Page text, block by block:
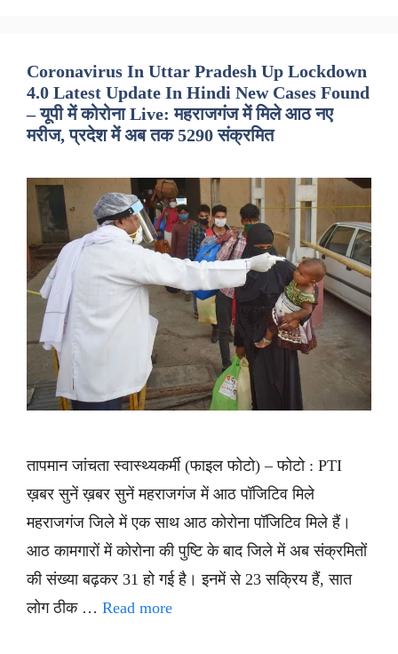
Coronavirus In Uttar Pradesh Up Lockdown
4.0 Latest Update In Hindi New Cases Found
– यूपी में कोरोना Live: महराजगंज में मिले आठ नए
मरीज, प्रदेश में अब तक 5290 संक्रमित
तापमान जांचता स्वास्थ्यकर्मी (फाइल फोटो) – फोटो : PTI
ख़बर सुनें ख़बर सुनें महराजगंज में आठ पॉजिटिव मिले
महराजगंज जिले में एक साथ आठ कोरोना पॉजिटिव मिले हैं।
आठ कामगारों में कोरोना की पुष्टि के बाद जिले में अब संक्रमितों
की संख्या बढ़कर 31 हो गई है। इनमें से 23 सक्रिय हैं, सात
लोग ठीक … Read more